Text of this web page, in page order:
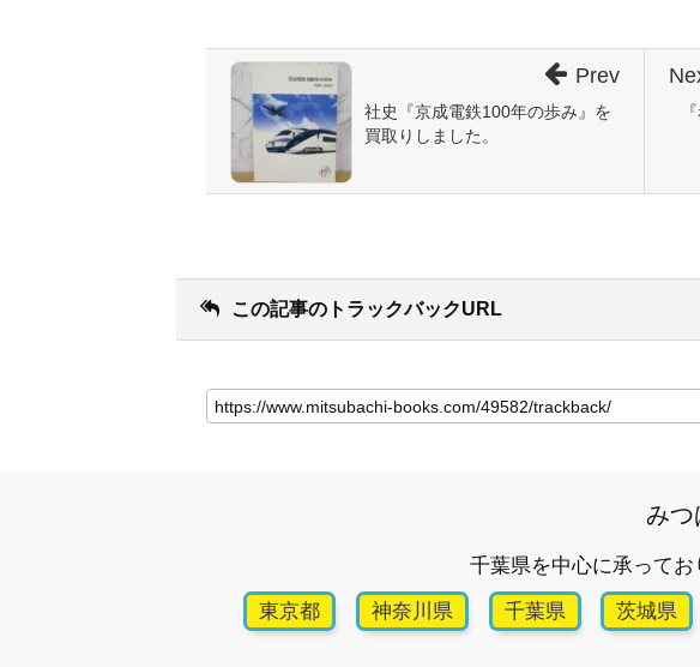
社史『京成電鉄100年の歩み』を
買取りしました。
Prev
この記事のトラックバックURL
みつ
千葉県を中心に承って
東京都
神奈川県 千葉県 茨城県